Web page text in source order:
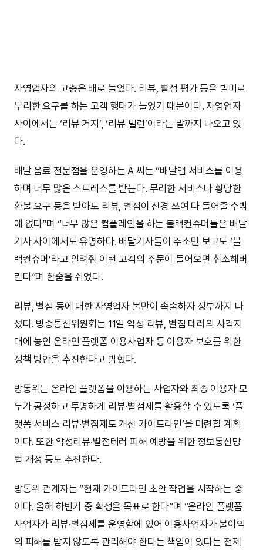
자영업자의 고충은 배로 늘었다. 리뷰, 별점 평가 등을 빌미로
무리한 요구를 하는 고객 행태가 늘었기 때문이다. 자영업자
사이에서는 ‘리뷰 거지’, ‘리뷰 빌런’이라는 말까지 나오고 있
다.
배달 음료 전문점을 운영하는 A 씨는 “배달앱 서비스를 이용
하며 너무 많은 스트레스를 받는다. 무리한 서비스나 황당한
환불 요구 등을 받아도 리뷰, 별점이 신경 쓰여 다 들어줄 수밖
에 없다”며 “너무 많은 컴플레인을 하는 블랙컨슈머들은 배달
기사 사이에서도 유명하다. 배달기사들이 주소만 보고도 ‘블
랙컨슈머’라고 알려줘 이런 고객의 주문이 들어오면 취소해버
린다”며 한숨을 쉬었다.
리뷰, 별점 등에 대한 자영업자 불만이 속출하자 정부까지 나
섰다. 방송통신위원회는 11일 악성 리뷰, 별점 테러의 사각지
대에 놓인 온라인 플랫폼 이용사업자 등 이용자 보호를 위한
정책 방안을 추진한다고 밝혔다.
방통위는 온라인 플랫폼을 이용하는 사업자와 최종 이용자 모
두가 공정하고 투명하게 리뷰·별점제를 활용할 수 있도록 ‘플
랫폼 서비스 리뷰·별점제도 개선 가이드라인’을 마련할 계획
이다. 또한 악성리뷰·별점테러 피해 예방을 위한 정보통신망
법 개정 등도 추진한다.
방통위 관계자는 “현재 가이드라인 초안 작업을 시작하는 중
이다. 올해 하반기 중 확정을 목표로 한다”며 “온라인 플랫폼
사업자가 리뷰·별점제를 운영함에 있어 이용사업자가 불이익
의 피해를 받지 않도록 관리해야 한다는 책임이 있다는 전제